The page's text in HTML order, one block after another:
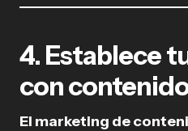
4. Establece
con
El marketing de